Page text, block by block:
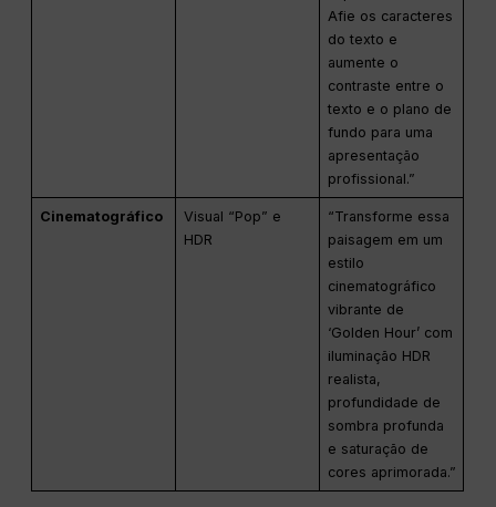
Afie os caracteres
do texto e
aumente o
contraste entre o
texto e o plano de
fundo para uma
apresentação
profissional.”
Cinematográfico
Visual “Pop” e
HDR
“Transforme essa
paisagem em um
estilo
cinematográfico
vibrante de
‘Golden Hour’ com
iluminação HDR
realista,
profundidade de
sombra profunda
e saturação de
cores aprimorada.”